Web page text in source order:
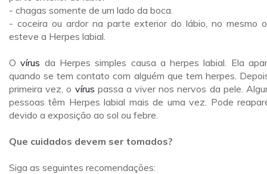
- chagas somente de um lado da boca.
- coceira ou ardor na parte exterior do lábio, no mesmo
esteve a Herpes labial.
Ovírus da Herpes simples causa a herpes labial. Ela
quando se tem contato com alguém que tem herpes.
primeira vez, o vírus passa a viver nos nervos da pele.
pessoas têm Herpes labial mais de uma vez. Pode
devido a exposição ao sol ou febre.
Que cuidados devem ser tomados?
Siga as seguintes recomendações: